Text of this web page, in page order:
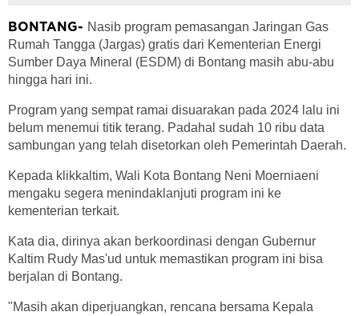
BONTANG- Nasib program pemasangan Jaringan Gas
Rumah Tangga (Jargas) gratis dari Kementerian Energi
Sumber Daya Mineral (ESDM) di Bontang masih abu-abu
hingga hari ini.
Program yang sempat ramai disuarakan pada 2024 lalu ini
belum menemui titik terang. Padahal sudah 10 ribu data
sambungan yang telah disetorkan oleh Pemerintah Daerah.
Kepada klikkaltim, Wali Kota Bontang Neni Moerniaeni
mengaku segera menindaklanjuti program ini ke
kementerian terkait.
Kata dia, dirinya akan berkoordinasi dengan Gubernur
Kaltim Rudy Mas'ud untuk memastikan program ini bisa
berjalan di Bontang.
"Masih akan diperjuangkan, rencana bersama Kepala